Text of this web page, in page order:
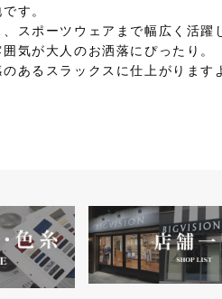
す。
スポーツウェアまで幅広く活
気が大人のお洒落にぴったり。
あるスラックスに仕上がります